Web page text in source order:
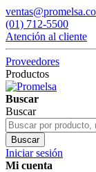
(01) 712-5500
Atención al cliente
Proveedores
Productos
Buscar
Buscar
Buscar
Iniciar sesión
Mi cuenta